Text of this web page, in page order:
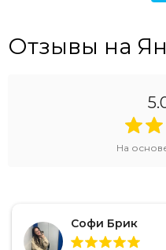
Отзывы на
На
Софи Брик